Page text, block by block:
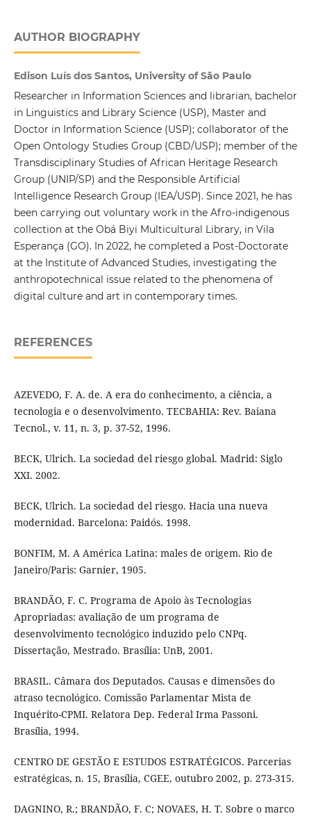
AUTHOR BIOGRAPHY
Edison Luís dos Santos, University of São Paulo
Researcher in Information Sciences and librarian, bachelor
in Linguistics and Library Science (USP), Master and
Doctor in Information Science (USP); collaborator of the
Open Ontology Studies Group (CBD/USP); member of the
Transdisciplinary Studies of African Heritage Research
Group (UNIP/SP) and the Responsible Artificial
Intelligence Research Group (IEA/USP). Since 2021, he has
been carrying out voluntary work in the Afro-indigenous
collection at the Obá Biyi Multicultural Library, in Vila
Esperança (GO). In 2022, he completed a Post-Doctorate
at the Institute of Advanced Studies, investigating the
anthropotechnical issue related to the phenomena of
digital culture and art in contemporary times.
REFERENCES
AZEVEDO, F. A. de. A era do conhecimento, a ciência, a
tecnologia e o desenvolvimento. TECBAHIA: Rev. Baiana
Tecnol., v. 11, n. 3, p. 37-52, 1996.
BECK, Ulrich. La sociedad del riesgo global. Madrid: Siglo
XXI. 2002.
BECK, Ulrich. La sociedad del riesgo. Hacia una nueva
modernidad. Barcelona: Paidós. 1998.
BONFIM, M. A América Latina: males de origem. Rio de
Janeiro/Paris: Garnier, 1905.
BRANDÃO, F. C. Programa de Apoio às Tecnologias
Apropriadas: avaliação de um programa de
desenvolvimento tecnológico induzido pelo CNPq.
Dissertação, Mestrado. Brasília: UnB, 2001.
BRASIL. Câmara dos Deputados. Causas e dimensões do
atraso tecnológico. Comissão Parlamentar Mista de
Inquérito-CPMI. Relatora Dep. Federal Irma Passoni.
Brasília, 1994.
CENTRO DE GESTÃO E ESTUDOS ESTRATÉGICOS. Parcerias
estratégicas, n. 15, Brasília, CGEE, outubro 2002, p. 273-315.
DAGNINO, R.; BRANDÃO, F. C; NOVAES, H. T. Sobre o marco